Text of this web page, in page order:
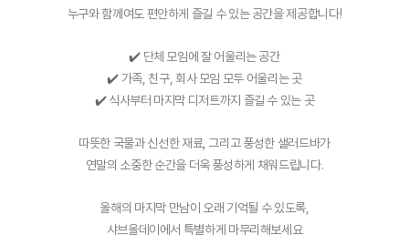
누구와 함께여도 편안하게 즐길 수 있는 공간을 제공합니다!
✔️ 단체 모임에 잘 어울리는 공간
✔️ 가족, 친구, 회사 모임 모두 어울리는 곳
✔️ 식사부터 마지막 디저트까지 즐길 수 있는 곳
따뜻한 국물과 신선한 재료, 그리고 풍성한 샐러드바가
연말의 소중한 순간을 더욱 풍성하게 채워드립니다.
올해의 마지막 만남이 오래 기억될 수 있도록,
샤브올데이에서 특별하게 마무리해보세요